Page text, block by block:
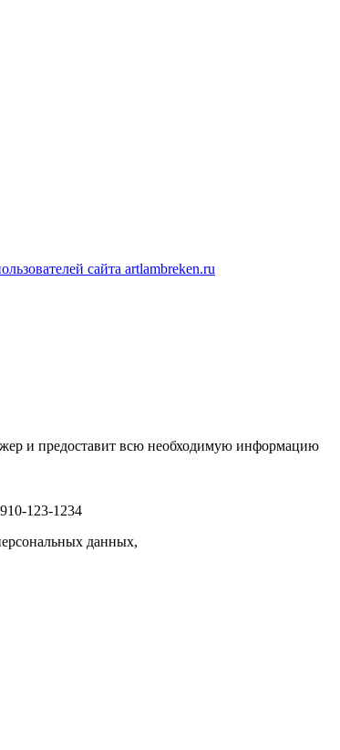
сайта artlambreken.ru
и предоставит всю необходимую информацию
123-1234
данных,